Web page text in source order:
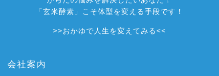
「玄米酵素」こそ体型を変える手段です！
>>おかゆで人生を変えてみる<<
会社案内